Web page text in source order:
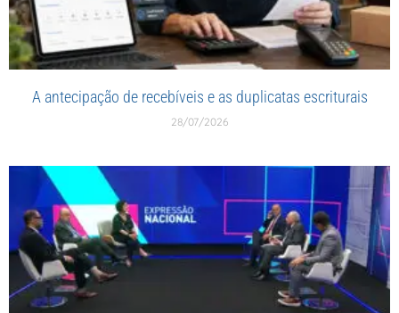
A antecipação de recebíveis e as duplicatas escriturais
28/07/2026